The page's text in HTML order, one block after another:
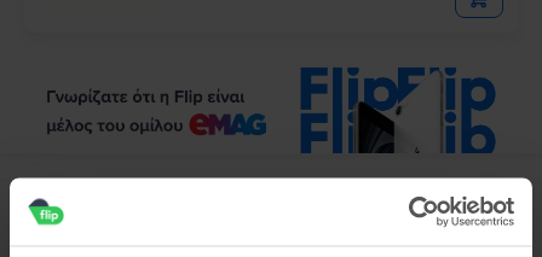
Περιγραφή